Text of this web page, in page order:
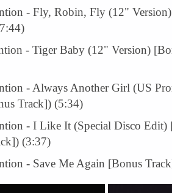
- Fly, Robin, Fly (12"
- Tiger Baby (12" Version)
- Always Another Girl (US
Track]) (5:34)
- I Like It (Special Disco Edit)
(3:37)
- Save Me Again [Bonus